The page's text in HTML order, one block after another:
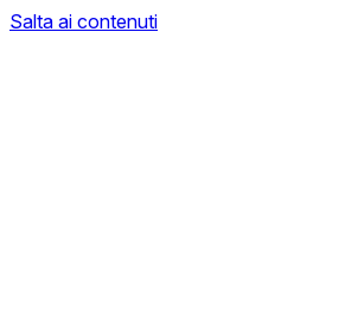
Salta ai contenuti